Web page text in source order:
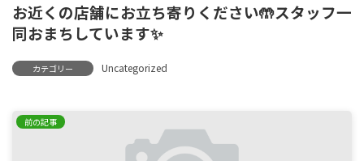
お近くの店舗にお立ち寄りください🤲スタッフ一
同おまちしています✨
カテゴリー Uncategorized
前の記事